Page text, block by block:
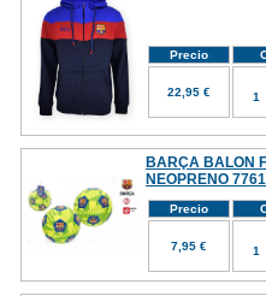
Precio
22,95 €
BARÇA BALON
NEOPRENO
Precio
7,95 €